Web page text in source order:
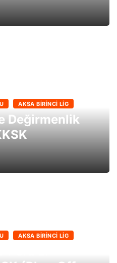
AKSA BIRINCI LIG
Değirmenlik
AKSA BIRINCI LIG